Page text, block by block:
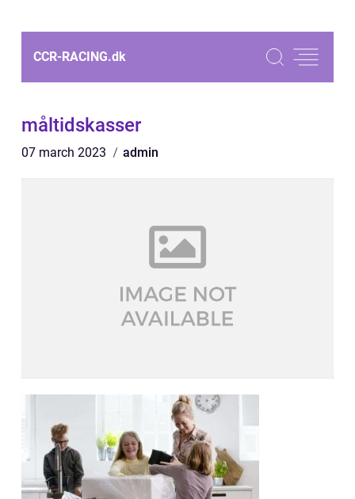
CCR-RACING.dk
måltidskasser
07 march 2023 admin